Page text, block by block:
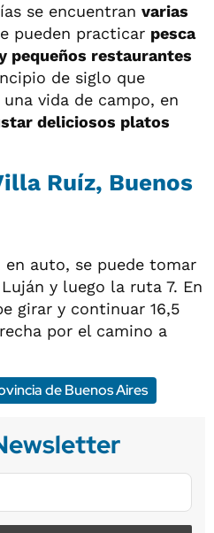
se encuentran varias
pueden practicar pesca
pequeños restaurantes
de siglo que
vida de campo, en
deliciosos platos
Ruíz, Buenos
en auto, se puede tomar
y luego la ruta 7. En
girar y continuar 16,5
por el camino a
de Buenos Aires